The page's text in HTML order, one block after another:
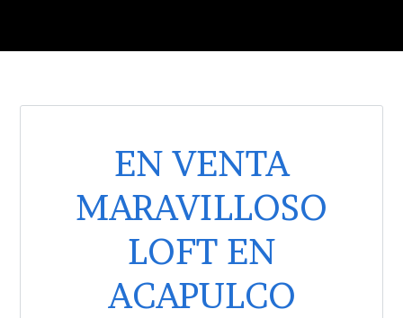
EN VENTA
MARAVILLOSO
LOFT EN
ACAPULCO